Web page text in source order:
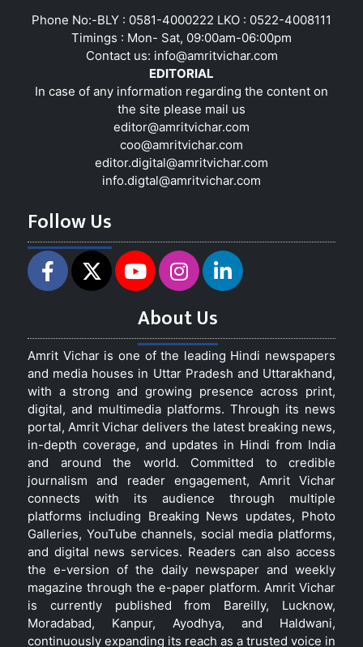
Phone No:-BLY : 0581-4000222 LKO : 0522-4008111
Timings : Mon- Sat, 09:00am-06:00pm
Contact us: info@amritvichar.com
EDITORIAL
In case of any information regarding the content on
the site please mail us
editor@amritvichar.com
coo@amritvichar.com
editor.digital@amritvichar.com
info.digtal@amritvichar.com
Follow Us
About Us
Amrit Vichar is one of the leading Hindi newspapers
and media houses in Uttar Pradesh and Uttarakhand,
with a strong and growing presence across print,
digital, and multimedia platforms. Through its news
portal, Amrit Vichar delivers the latest breaking news,
in-depth coverage, and updates in Hindi from India
and around the world. Committed to credible
journalism and reader engagement, Amrit Vichar
connects with its audience through multiple
platforms including Breaking News updates, Photo
Galleries, YouTube channels, social media platforms,
and digital news services. Readers can also access
the e-version of the daily newspaper and weekly
magazine through the e-paper platform. Amrit Vichar
is currently published from Bareilly, Lucknow,
Moradabad, Kanpur, Ayodhya, and Haldwani,
continuously expanding its reach as a trusted voice in